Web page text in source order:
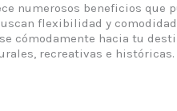
numerosos beneficios que
flexibilidad y
cómodamente hacia tu
recreativas e históricas.